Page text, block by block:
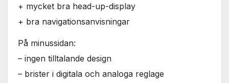
+ mycket bra head-up-display
+ bra navigationsanvisningar
På minussidan:
– ingen tilltalande design
– brister i digitala och analoga reglage